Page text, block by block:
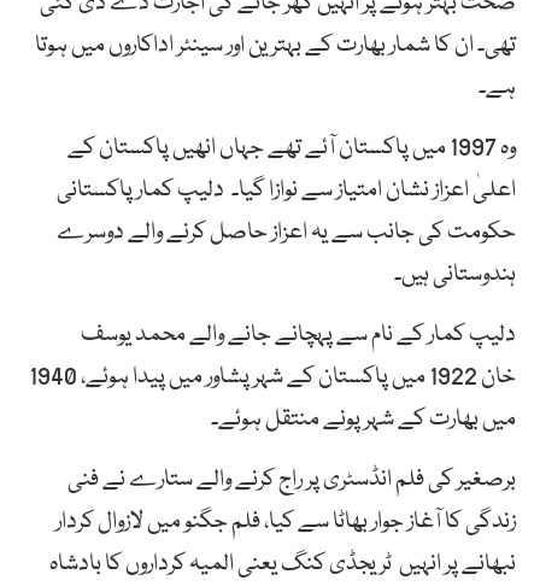
تھی۔ ان کا شمار بھارت کے بہترین اور سینئر اداکاروں میں ہوتا
ہے۔
وہ 1997 میں پاکستان آئے تھے جہاں انھیں پاکستان کے
اعلیٰ اعزاز نشان امتیاز سے نوازا گیا۔ دلیپ کمار پاکستانی
حکومت کی جانب سے یہ اعزاز حاصل کرنے والے دوسرے
ہندوستانی ہیں۔
دلیپ کمار کے نام سے پہچانے جانے والے محمد یوسف
خان 1922 میں پاکستان کے شہر پشاور میں پیدا ہوئے، 1940
میں بھارت کے شہر پونے منتقل ہوئے۔
برصغیر کی فلم انڈسٹری پر راج کرنے والے ستارے نے فنی
زندگی کا آغاز جوار بھاٹا سے کیا، فلم جگنو میں لازوال کردار
نبھانے پر انہیں ٹریجڈی کنگ یعنی المیہ کرداروں کا بادشاہ